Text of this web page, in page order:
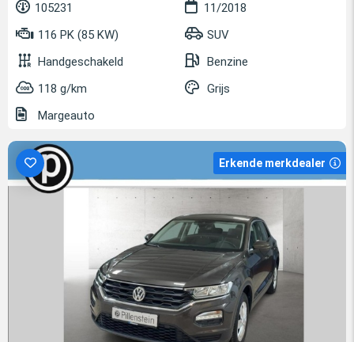
105231
11/2018
116 PK (85 KW)
SUV
Handgeschakeld
Benzine
118 g/km
Grijs
Margeauto
Erkende merkdealer